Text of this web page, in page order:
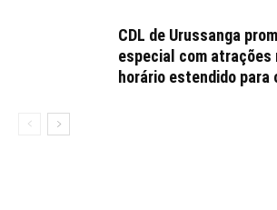
CDL de Urussanga
especial com atrações
horário estendido para